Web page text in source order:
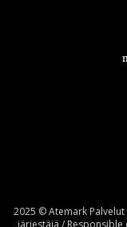
2025 © Atemark Palvelut